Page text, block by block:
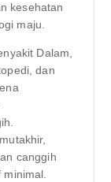
kesehatan
maju.
Dalam,
dan
canggih
minimal.